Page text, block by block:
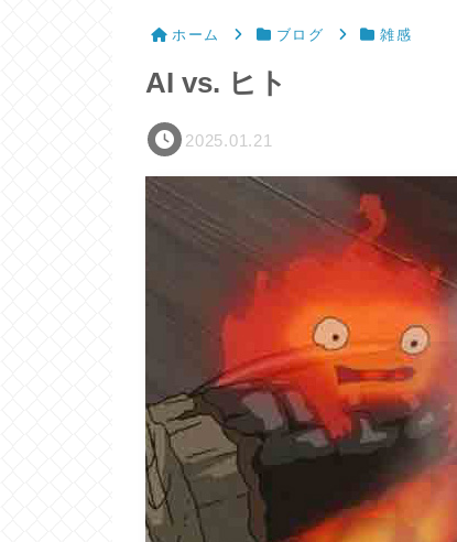
ホーム ブログ 雑感
AI vs. ヒト
2025.01.21